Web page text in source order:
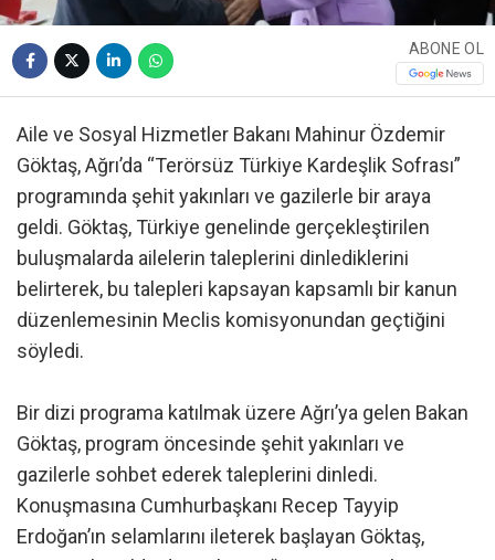
ABONE OL
Aile ve Sosyal Hizmetler Bakanı Mahinur Özdemir
Göktaş, Ağrı’da “Terörsüz Türkiye Kardeşlik Sofrası”
programında şehit yakınları ve gazilerle bir araya
geldi. Göktaş, Türkiye genelinde gerçekleştirilen
buluşmalarda ailelerin taleplerini dinlediklerini
belirterek, bu talepleri kapsayan kapsamlı bir kanun
düzenlemesinin Meclis komisyonundan geçtiğini
söyledi.
Bir dizi programa katılmak üzere Ağrı’ya gelen Bakan
Göktaş, program öncesinde şehit yakınları ve
gazilerle sohbet ederek taleplerini dinledi.
Konuşmasına Cumhurbaşkanı Recep Tayyip
Erdoğan’ın selamlarını ileterek başlayan Göktaş,